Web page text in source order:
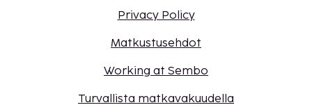
Privacy Policy
Matkustusehdot
Working at Sembo
Turvallista matkavakuudella